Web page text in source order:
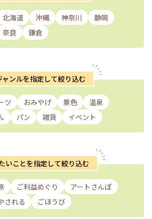
北海道 沖縄 神奈川
静岡
奈良 鎌倉
ャンルを指定して絞り込む
ツ おみやげ 景色
温泉
パン 雑貨 イベント
いことを指定して絞り込む
ご利益めぐり
アートさんぽ
される ごほうび